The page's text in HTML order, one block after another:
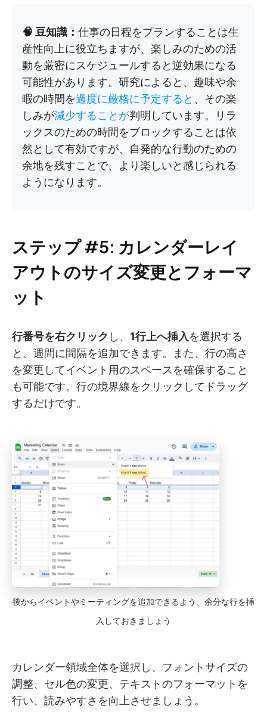
🧠 豆知識： 仕事の日程をプランすることは生
産性向上に役立ちますが、楽しみのための活
動を厳密にスケジュールすると逆効果になる
可能性があります。研究によると、趣味や余
暇の時間を過度に厳格に予定すると 、その楽
しみが減少することが判明しています。リラ
ックスのための時間をブロックすることは依
然として有効ですが、自発的な行動のための
余地を残すことで、より楽しいと感じられる
ようになります。
ステップ #5: カレンダーレイ
アウトのサイズ変更とフォーマ
ット
行番号を右クリック し、 1行上へ挿入を選択する
と、週間に間隔を追加できます。また、行の高さ
を変更してイベント用のスペースを確保すること
も可能です。行の境界線をクリックしてドラッグ
するだけです。
後からイベントやミーティングを追加できるよう、余分な行を挿
入しておきましょう
カレンダー領域全体を選択し、フォントサイズの
調整、セル色の変更、テキストのフォーマットを
行い、読みやすさを向上させましょう。